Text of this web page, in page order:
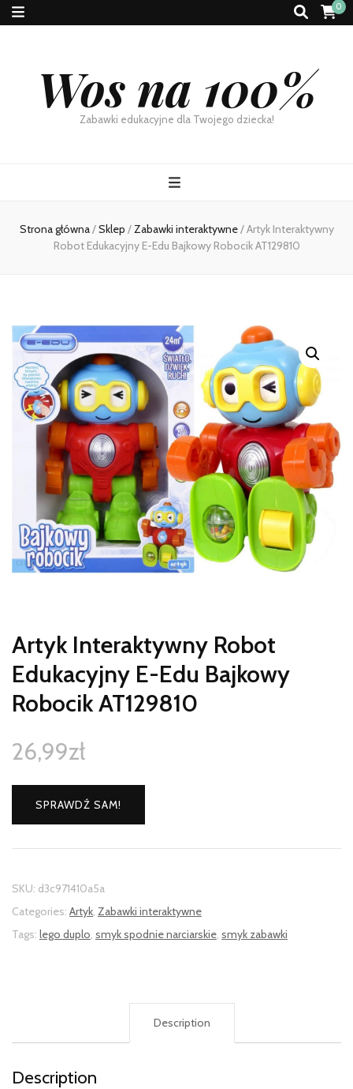
0
Wos na 100%
Zabawki edukacyjne dla Twojego dziecka!
Strona główna/Sklep /Zabawki interaktywne/Artyk Interaktywny
Robot Edukacyjny E-Edu Bajkowy Robocik AT129810
Artyk Interaktywny Robot
Edukacyjny E-Edu Bajkowy
Robocik AT129810
26,99zł
SPRAWDŹ SAM!
SKU: d3c971410a5a
Categories: Artyk Zabawki interaktywne
Tags: lego duplo smyk spodnie narciarskie smyk zabawki
Description
Description